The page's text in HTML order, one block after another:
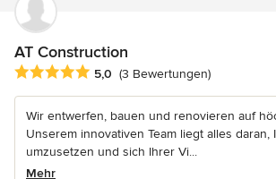
AT Construction
Durchschnittliche Bewertung: 5 von 5
5,0 (3 Bewertungen)
Wir entwerfen, bauen und renovieren auf
Unserem innovativen Team liegt alles daran,
umzusetzen und sich Ihrer Vi...
Mehr